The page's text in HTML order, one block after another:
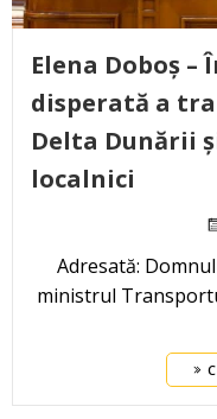
Elena Doboș
disperată a
Delta Dunării
localnici
Adresată:
ministrul